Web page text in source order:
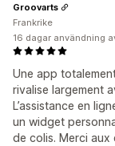
Une app
rivalise largement
L’assistance en
un widget
de colis. Merci
Groovarts
Frankrike
16 dagar användning